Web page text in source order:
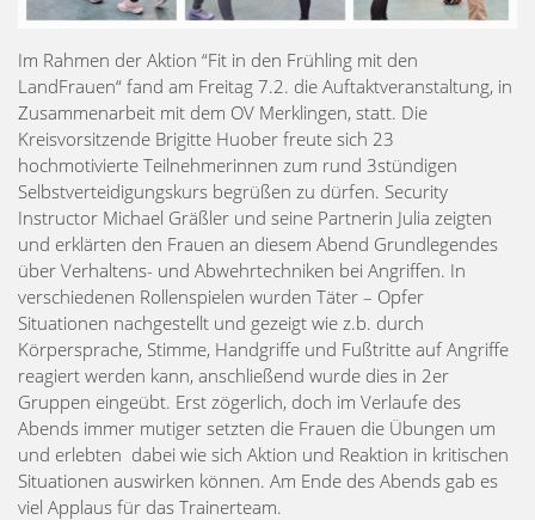
Im Rahmen der Aktion “Fit in den Frühling mit den
LandFrauen“ fand am Freitag 7.2. die Auftaktveranstaltung, in
Zusammenarbeit mit dem OV Merklingen, statt. Die
Kreisvorsitzende Brigitte Huober freute sich 23
hochmotivierte Teilnehmerinnen zum rund 3stündigen
Selbstverteidigungskurs begrüßen zu dürfen. Security
Instructor Michael Gräßler und seine Partnerin Julia zeigten
und erklärten den Frauen an diesem Abend Grundlegendes
über Verhaltens- und Abwehrtechniken bei Angriffen. In
verschiedenen Rollenspielen wurden Täter – Opfer
Situationen nachgestellt und gezeigt wie z.b. durch
Körpersprache, Stimme, Handgriffe und Fußtritte auf Angriffe
reagiert werden kann, anschließend wurde dies in 2er
Gruppen eingeübt. Erst zögerlich, doch im Verlaufe des
Abends immer mutiger setzten die Frauen die Übungen um
und erlebten dabei wie sich Aktion und Reaktion in kritischen
Situationen auswirken können. Am Ende des Abends gab es
viel Applaus für das Trainerteam.